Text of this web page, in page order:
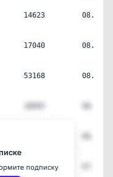
14623
17040
53168
15299
подписку